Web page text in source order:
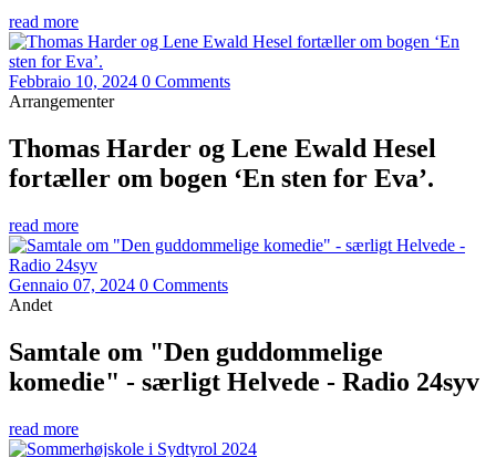
read more
Febbraio 10, 2024 0 Comments
Arrangementer
Thomas Harder og Lene Ewald Hesel
fortæller om bogen ‘En sten for Eva’.
read more
Gennaio 07, 2024 0 Comments
Andet
Samtale om "Den guddommelige
komedie" - særligt Helvede - Radio 24syv
read more